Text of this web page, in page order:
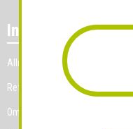
Information
Allmänna villkor
Referenskunder
Om Grossist.se